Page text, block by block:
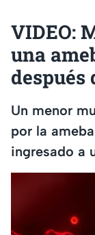
VIDEO:
una
después
Un menor
por la
ingresado a